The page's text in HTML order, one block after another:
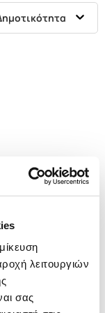
λειτουργιών
σας